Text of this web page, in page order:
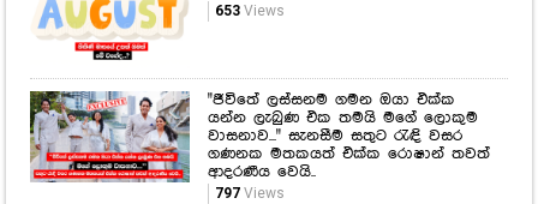
653Views
"ජීවිතේ ලස්සනම ගමන ඔයා එක්ක
යන්න ලැබුණ එක තමයි මගේ ලොකුම
වාසනාව..." සැනසීම සතුට රැඳි වසර
ගණනක මතකයත් එක්ක රොෂාන් තවත්
ආදරණීය වෙයි..
797Views